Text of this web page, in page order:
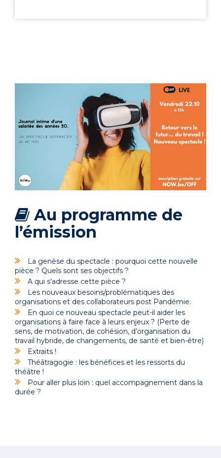
Au programme de
l’émission
La genèse du spectacle : pourquoi cette nouvelle
pièce ? Quels sont ses objectifs ?
A qui s’adresse cette pièce ?
Les nouveaux besoins/problématiques des
organisations et des collaborateurs post Pandémie.
En quoi ce nouveau spectacle peut-il aider les
organisations à faire face à leurs enjeux ? (Perte de
sens, de motivation, de cohésion, d’organisation du
travail hybride, de changements, de santé et bien-être)
Extraits !
Théâtragogie : les bénéfices et les ressorts du
théâtre !
Pour aller plus loin : quel accompagnement dans la
durée ?